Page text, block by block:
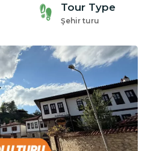
Tour Type
Şehir turu